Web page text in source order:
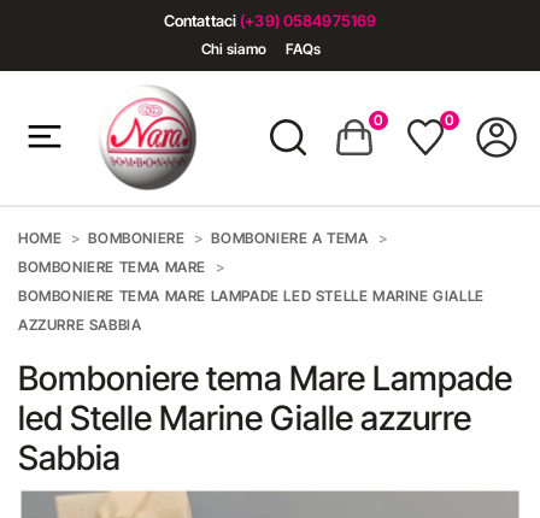
Contattaci (+39) 0584975169
Chi siamo FAQs
0 0
HOME BOMBONIERE
BOMBONIERE A TEMA
BOMBONIERE TEMA MARE
BOMBONIERE TEMA MARE LAMPADE LED STELLE MARINE GIALLE
AZZURRE SABBIA
Bomboniere tema Mare Lampade
led Stelle Marine Gialle azzurre
Sabbia